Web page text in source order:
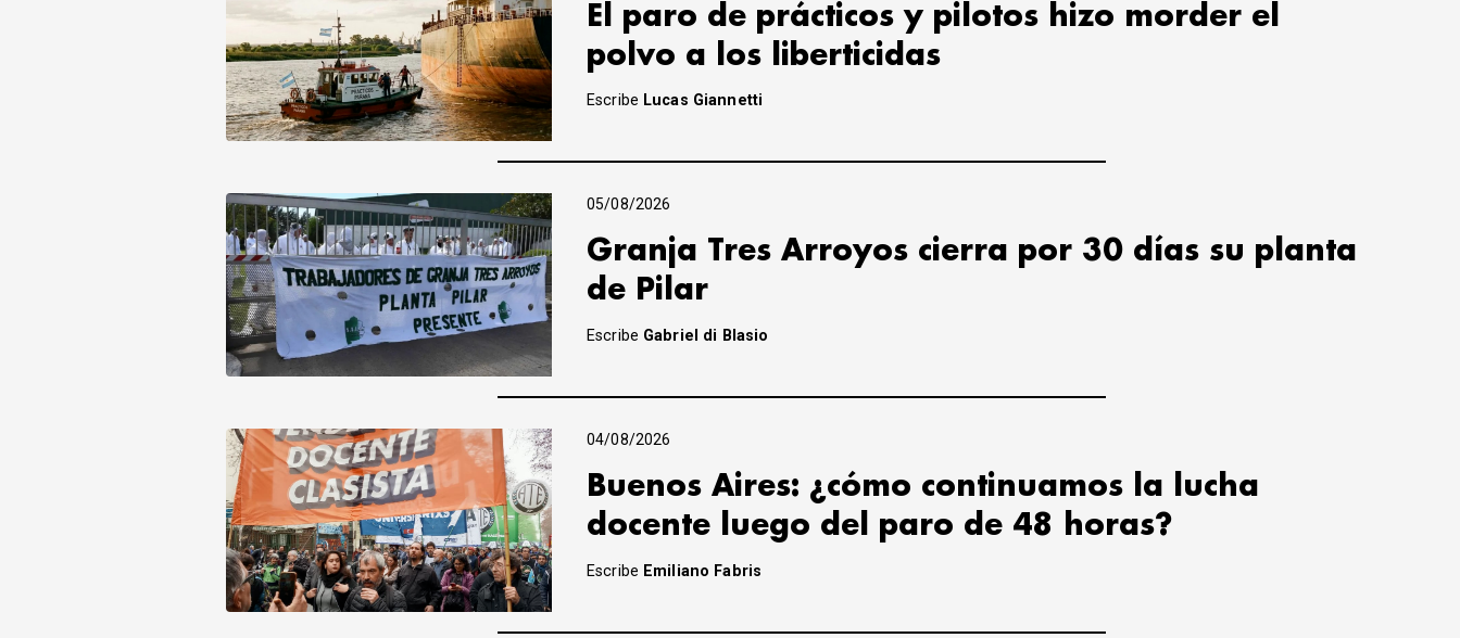
El paro de prácticos y pilotos hizo morder el
polvo a los liberticidas
Escribe Lucas Giannetti
05/08/2026
Granja Tres Arroyos cierra por 30 días su planta
de Pilar
Escribe Gabriel di Blasio
04/08/2026
Buenos Aires: ¿cómo continuamos la lucha
docente luego del paro de 48 horas?
Escribe Emiliano Fabris